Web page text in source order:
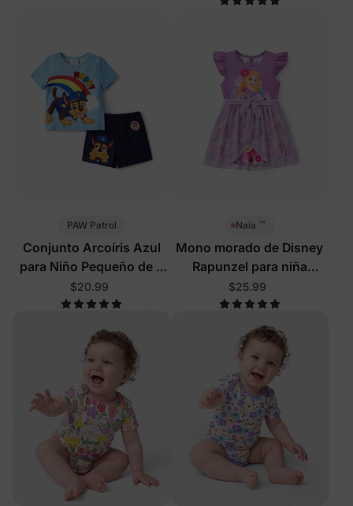
PAW Patrol
Conjunto Arcoíris Azul
para Niño Pequeño de 2
Piezas
$20.99
Naia ™
Mono morado de Disney
Rapunzel para niña
pequeña/niña
$25.99